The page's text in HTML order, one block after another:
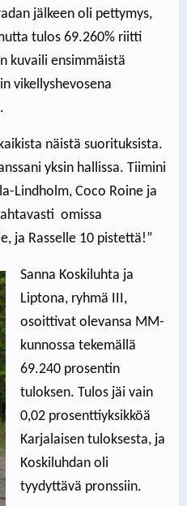
jälkeen oli pettymys,
tulos 69.260% riitti
kuvaili ensimmäistä
vikellyshevosena
näistä suorituksista.
yksin hallissa. Tiimini
Lindholm, Coco Roine ja
omissa
ja Rasselle 10 pistettä!”
Sanna Koskiluhta ja
Liptona, ryhmä III,
osoittivat olevansa MM-
kunnossa tekemällä
69.240 prosentin
tuloksen. Tulos jäi vain
0,02 prosenttiyksikköä
Karjalaisen tuloksesta, ja
Koskiluhdan oli
tyydyttävä pronssiin.